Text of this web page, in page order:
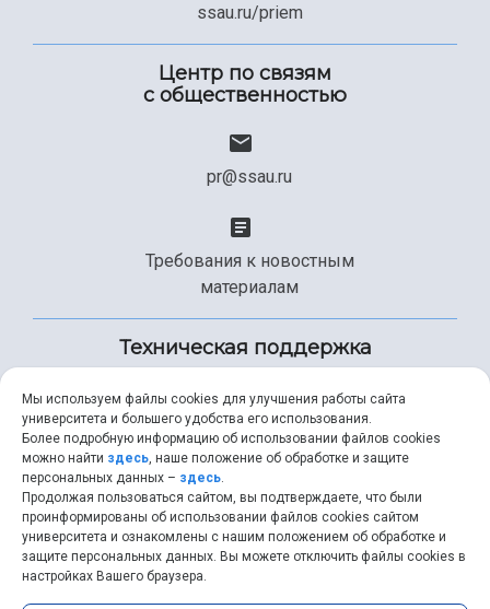
ssau.ru/priem
Центр по связям
с общественностью
pr@ssau.ru
Требования к новостным
материалам
Техническая поддержка
+7 (846) 267-49-99
help@ssau.ru
Мы используем файлы cookies для улучшения работы сайта
университета и большего удобства его использования.
Более подробную информацию об использовании файлов cookies
можно найти здесь, наше положение об обработке и защите
персональных данных – здесь.
Продолжая пользоваться сайтом, вы подтверждаете, что были
проинформированы об использовании файлов cookies сайтом
университета и ознакомлены с нашим положением об обработке и
защите персональных данных. Вы можете отключить файлы cookies в
настройках Вашего браузера.